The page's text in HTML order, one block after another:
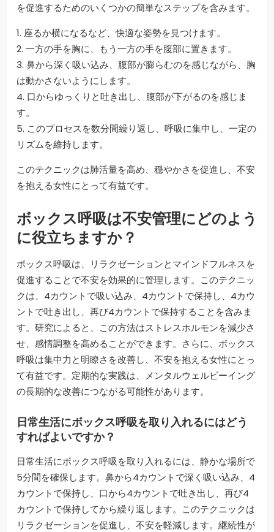
を促進するためのいくつかの簡単なステップを含みます。
1. 座るか横になるなど、快適な姿勢を見つけます。
2. 一方の手を胸に、もう一方の手を腹部に置きます。
3. 鼻から深く吸い込み、腹部が膨らむのを感じながら、胸
は動かさないようにします。
4. 口からゆっくりと吐き出し、腹部が下がるのを感じま
す。
5. このプロセスを数分間繰り返し、呼吸に集中し、一定の
リズムを維持します。
このテクニックは肺活量を高め、穏やかさを促進し、不安
を抱える女性にとって有益です。
ボックス呼吸は不安管理にどのよう
に役立ちますか？
ボックス呼吸は、リラクゼーションとマインドフルネスを
促進することで不安を効果的に管理します。このテクニッ
クは、4カウントで吸い込み、4カウントで保持し、4カウ
ントで吐き出し、再び4カウントで保持することを含みま
す。研究によると、この方法はストレスホルモンを減少さ
せ、感情調整を高めることができます。さらに、ボックス
呼吸は集中力と明瞭さを改善し、不安を抱える女性にとっ
て有益です。定期的な実践は、メンタルウェルビーイング
の長期的な改善につながる可能性があります。
日常生活にボックス呼吸を取り入れるにはどう
すればよいですか？
日常生活にボックス呼吸を取り入れるには、静かな場所で
5分間を確保します。鼻から4カウントで深く吸い込み、4
カウントで保持し、口から4カウントで吐き出し、再び4
カウントで保持してから繰り返します。このテクニックは
リラクゼーションを促進し、不安を軽減します。継続性が